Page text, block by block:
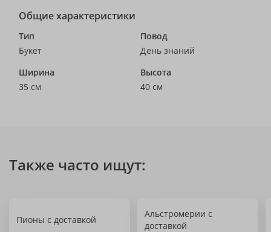
Общие характеристики
Тип
Букет
Повод
День знаний
Ширина
35 см
Высота
40 см
Также часто ищут:
Пионы с доставкой
Альстромерии с
доставкой